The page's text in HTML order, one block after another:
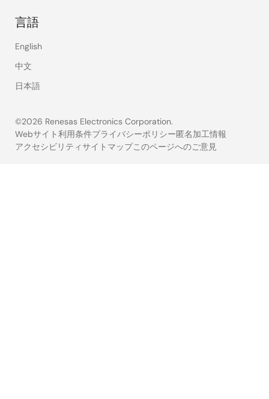
言語
English
中文
日本語
©2026 Renesas Electronics Corporation.
Legal
Webサイト利用条件プライバシーポリシー匿名加工情報
アクセシビリティサイトマップこのページへのご意見